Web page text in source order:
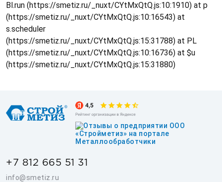
Bl.run (https://smetiz.ru/_nuxt/CYtMxQtQ.js:10:1910) at p
(https://smetiz.ru/_nuxt/CYtMxQtQ.js:10:16543) at
s.scheduler
(https://smetiz.ru/_nuxt/CYtMxQtQ.js:15:31788) at PL
(https://smetiz.ru/_nuxt/CYtMxQtQ.js:10:16736) at $u
(https://smetiz.ru/_nuxt/CYtMxQtQ.js:15:31880)
+7 812 665 51 31
info@smetiz.ru